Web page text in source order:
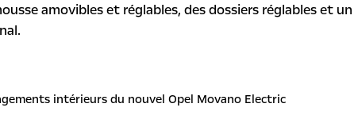
amovibles et réglables, des dossiers réglables et un